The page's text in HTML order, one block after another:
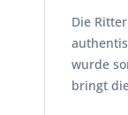
Die
wurde
bringt